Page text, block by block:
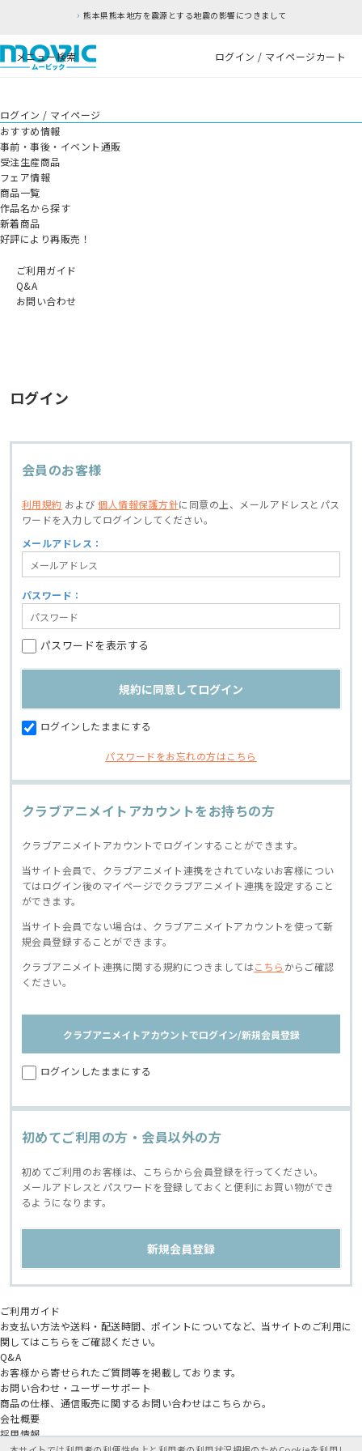
熊本県熊本地方を震源とする地震の影響につきまして
メニュー検索 ログイン / マイページカート
ログイン / マイページ
おすすめ情報
事前・事後・イベント通販
受注生産商品
フェア情報
商品一覧
作品名から探す
新着商品
好評により再販売！
ご利用ガイド
Q&A
お問い合わせ
ログイン
会員のお客様
利用規約 および個人情報保護方針に同意の上、
メールアドレスとパス
ワードを入力してログインしてください。
メールアドレス：
パスワード：
パスワードを表示する
ログインしたままにする
パスワードをお忘れの方はこちら
クラブアニメイトアカウントをお持ちの方
クラブアニメイトアカウントでログインすることができます。
当サイト会員で、クラブアニメイト連携をされていないお客様につい
てはログイン後のマイページでクラブアニメイト連携を設定すること
ができます。
当サイト会員でない場合は、クラブアニメイトアカウントを使って新
規会員登録することができます。
クラブアニメイト連携に関する規約につきましてはこちら からご確認
ください。
クラブアニメイトアカウントでログイン/新規会員登録
ログインしたままにする
初めてご利用の方・会員以外の方
初めてご利用のお客様は、こちらから会員登録を行ってください。
メールアドレスとパスワードを登録しておくと便利にお買い物ができ
るようになります。
ご利用ガイド
お支払い方法や送料・配送時間、ポイントについてなど、当サイトのご利用に
関してはこちらをご確認ください。
Q&A
お客様から寄せられたご質問等を掲載しております。
お問い合わせ・ユーザーサポート
商品の仕様、通信販売に関するお問い合わせはこちらから。
会社概要
採用情報